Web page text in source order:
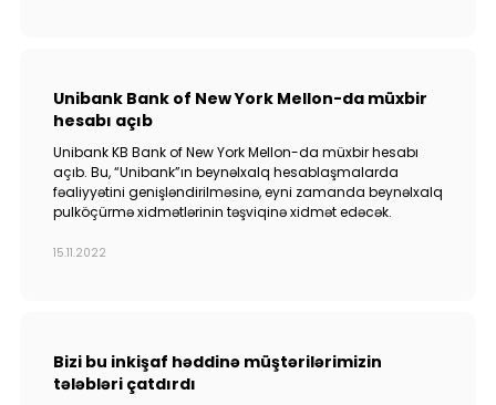
Unibank Bank of New York Mellon-da müxbir
hesabı açıb
Unibank KB Bank of New York Mellon-da müxbir hesabı
açıb. Bu, “Unibank”ın beynəlxalq hesablaşmalarda
fəaliyyətini genişləndirilməsinə, eyni zamanda beynəlxalq
pulköçürmə xidmətlərinin təşviqinə xidmət edəcək.
15.11.2022
Bizi bu inkişaf həddinə müştərilərimizin
tələbləri çatdırdı